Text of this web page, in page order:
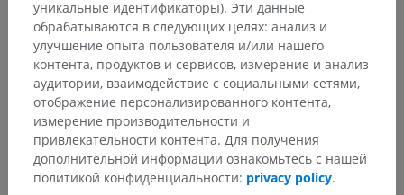
уникальные идентификаторы). Эти данные
обрабатываются в следующих целях: анализ и
улучшение опыта пользователя и/или нашего
контента, продуктов и сервисов, измерение и анализ
аудитории, взаимодействие с социальными сетями,
отображение персонализированного контента,
измерение производительности и
привлекательности контента. Для получения
дополнительной информации ознакомьтесь с нашей
политикой конфиденциальности: privacy policy.